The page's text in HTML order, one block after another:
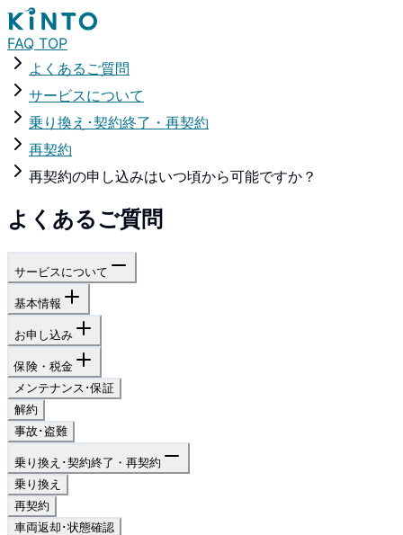
FAQ TOP
よくあるご質問
サービスについて
乗り換え･契約終了・再契約
再契約
再契約の申し込みはいつ頃から可能ですか？
よくあるご質問
サービスについて
基本情報
お申し込み
保険・税金
メンテナンス･保証
解約
事故･盗難
乗り換え･契約終了・再契約
乗り換え
再契約
車両返却･状態確認